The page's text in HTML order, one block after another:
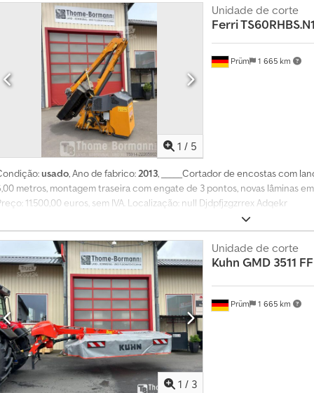
8
9
5
0
1 / 5
Prüm 1 665 km
Unidade de corte
Ferri
usado, Ano de fabrico:2013, _____Cortador de encostas com
metros, montagem traseira com engate de 3 pontos, novas lâminas
11.500,00 euros, sem IVA. Localização: null Djdpfjzgzrrex Adqekr
1 / 3
Prüm 1 665 km
Unidade de corte
Kuhn GMD 3511 FF